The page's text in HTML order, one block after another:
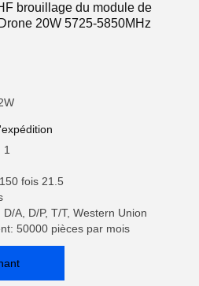
brouillage du module de
20W 5725-5850MHz
fois 21.5
A, D/P, T/T, Western Union
50000 pièces par mois